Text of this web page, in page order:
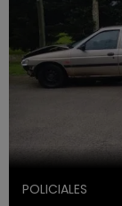
POLICIALES